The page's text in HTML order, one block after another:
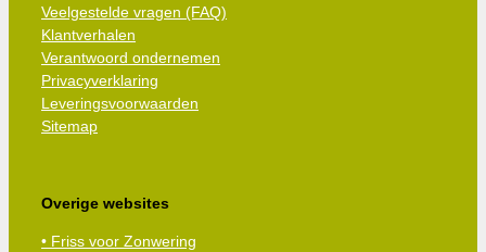
Veelgestelde vragen (FAQ)
Klantverhalen
Verantwoord ondernemen
Privacyverklaring
Leveringsvoorwaarden
Sitemap
Overige websites
• Friss voor Zonwering